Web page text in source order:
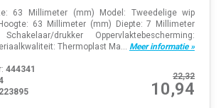
63 Millimeter (mm) Model: Tweedelige wip
63 Millimeter (mm) Diepte: 7 Millimeter
drukker Oppervlaktebescherming:
Thermoplast Ma... Meer informatie »
22,32
10,94
444341